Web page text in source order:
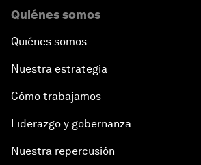
Quiénes somos
Quiénes somos
Nuestra estrategia
Cómo trabajamos
Liderazgo y gobernanza
Nuestra repercusión